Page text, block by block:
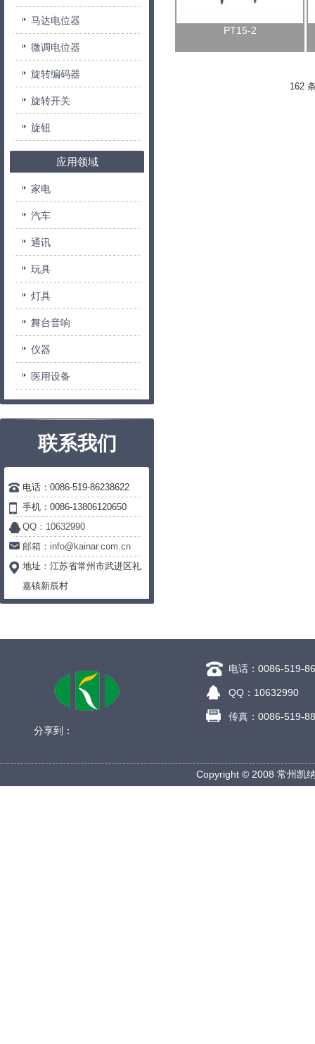
马达电位器
微调电位器
旋转编码器
旋转开关
旋钮
应用领域
家电
汽车
通讯
玩具
灯具
舞台音响
仪器
医用设备
联系我们
电话：0086-519-86238622
手机：0086-13806120650
QQ：10632990
邮箱：info@kainar.com.cn
地址： 江苏省常州市武进区礼
嘉镇新辰村
PT15-2
162
分享到：
电话：0086-519-
QQ：10632990
传真：0086-519-
Copyright © 2008 常州凯